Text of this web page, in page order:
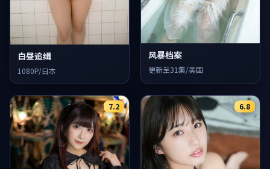
白昼追缉
1080P/日本
风暴档案
更新至31集/美国
7.2 6.8